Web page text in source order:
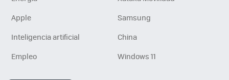
Apple
Samsung
Inteligencia artificial
China
Empleo
Windows 11